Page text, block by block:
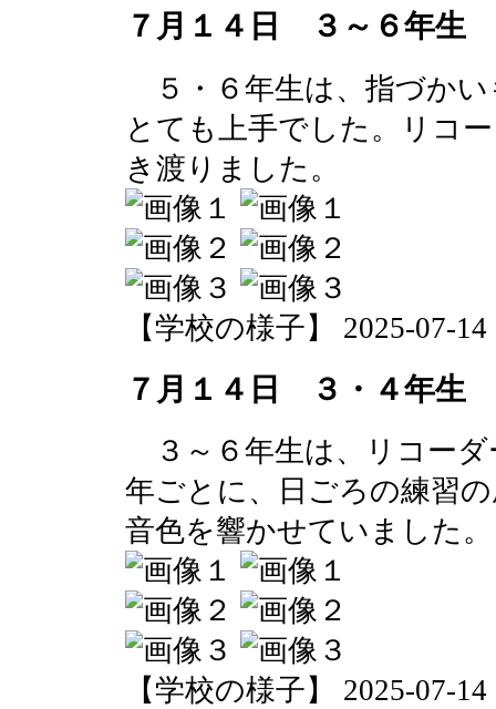
７月１４日 ３～６年生
５・６年生は、指づか
とても上手でした。リコ
き渡りました。
【学校の様子】 2025-07-
７月１４日 ３・４年生
３～６年生は、リコー
年ごとに、日ごろの練習
音色を響かせていました。
【学校の様子】 2025-07-